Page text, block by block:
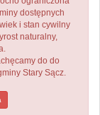
dostępnych
i stan cywilny
naturalny,
do do
Stary Sącz.